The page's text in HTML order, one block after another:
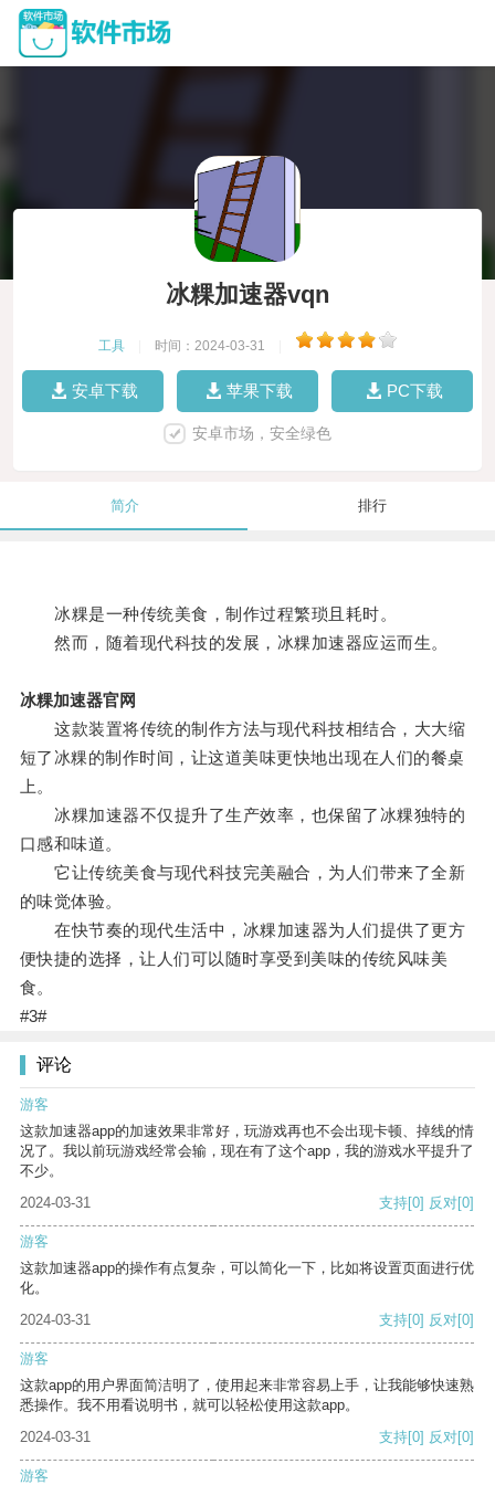
冰粿加速器vqn
工具 时间：2024-03-31
安卓下载 苹果下载 PC下载
安卓市场，安全绿色
简介 排行
冰粿是一种传统美食，制作过程繁琐且耗时。
然而，随着现代科技的发展，冰粿加速器应运而生。
冰粿加速器官网
这款装置将传统的制作方法与现代科技相结合，大大缩
短了冰粿的制作时间，让这道美味更快地出现在人们的餐桌
上。
冰粿加速器不仅提升了生产效率，也保留了冰粿独特的
口感和味道。
它让传统美食与现代科技完美融合，为人们带来了全新
的味觉体验。
在快节奏的现代生活中，冰粿加速器为人们提供了更方
便快捷的选择，让人们可以随时享受到美味的传统风味美
食。
#3#
评论
游客
这款加速器app的加速效果非常好，玩游戏再也不会出现卡顿、掉线的情
况了。我以前玩游戏经常会输，现在有了这个app，我的游戏水平提升了
不少。
2024-03-31
支持[0] 反对[0]
游客
这款加速器app的操作有点复杂，可以简化一下，比如将设置页面进行优
化。
2024-03-31
支持[0] 反对[0]
游客
这款app的用户界面简洁明了，使用起来非常容易上手，让我能够快速熟
悉操作。我不用看说明书，就可以轻松使用这款app。
2024-03-31
支持[0] 反对[0]
游客